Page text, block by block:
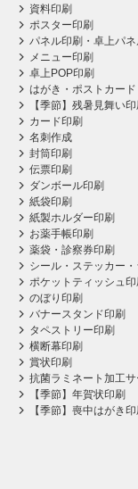
資料印刷
ポスター印刷
パネル印刷・卓上パネ
メニュー印刷
卓上POP印刷
はがき・ポストカー
【季節】残暑見舞い印
カード印刷
名刺作成
封筒印刷
伝票印刷
ダンボール印刷
紙袋印刷
紙製ホルダー印刷
お薬手帳印刷
薬袋・診察券印刷
シール・ステッカー
ポケットティッシュ印
のぼり印刷
バナースタンド印刷
タペストリー印刷
横断幕印刷
賞状印刷
抗菌ラミネート加工サ
【季節】年賀状印刷
【季節】喪中はがき印